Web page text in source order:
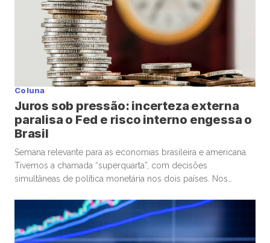
Coluna
Juros sob pressão: incerteza externa
paralisa o Fed e risco interno engessa o
Brasil
Semana relevante para as economias brasileira e americana.
Tivemos a chamada “superquarta”, com decisões
simultâneas de política monetária nos dois países. Nos
de juros. No Brasil, o Banco Central seguiu um caminho
diferente, com um corte marginal, bastante conservador.
Começando pelos Estados Unidos, o ponto […]